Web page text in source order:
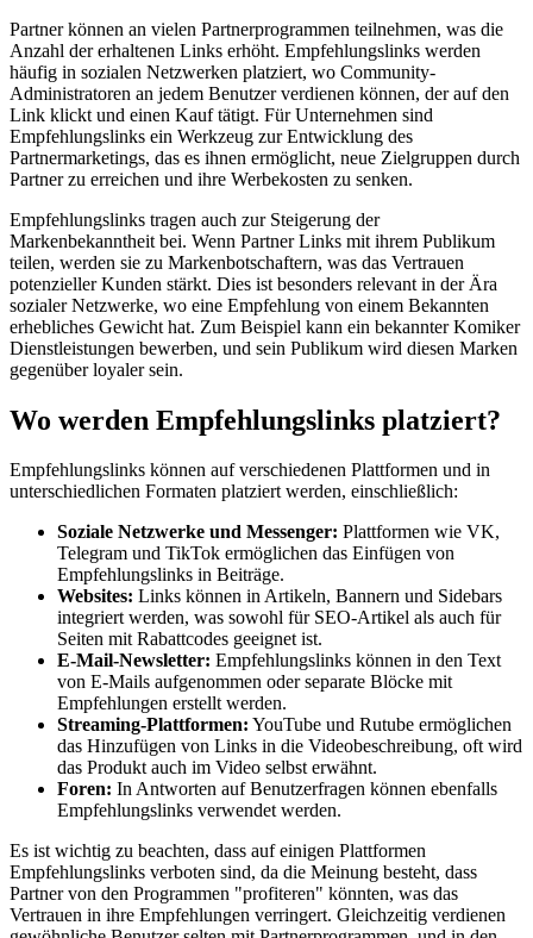
Partner können an vielen Partnerprogrammen teilnehmen, was die
Anzahl der erhaltenen Links erhöht. Empfehlungslinks werden
häufig in sozialen Netzwerken platziert, wo Community-
Administratoren an jedem Benutzer verdienen können, der auf den
Link klickt und einen Kauf tätigt. Für Unternehmen sind
Empfehlungslinks ein Werkzeug zur Entwicklung des
Partnermarketings, das es ihnen ermöglicht, neue Zielgruppen durch
Partner zu erreichen und ihre Werbekosten zu senken.
Empfehlungslinks tragen auch zur Steigerung der
Markenbekanntheit bei. Wenn Partner Links mit ihrem Publikum
teilen, werden sie zu Markenbotschaftern, was das Vertrauen
potenzieller Kunden stärkt. Dies ist besonders relevant in der Ära
sozialer Netzwerke, wo eine Empfehlung von einem Bekannten
erhebliches Gewicht hat. Zum Beispiel kann ein bekannter Komiker
Dienstleistungen bewerben, und sein Publikum wird diesen Marken
gegenüber loyaler sein.
Wo werden Empfehlungslinks platziert?
Empfehlungslinks können auf verschiedenen Plattformen und in
unterschiedlichen Formaten platziert werden, einschließlich:
Soziale Netzwerke und Messenger: Plattformen wie VK,
Telegram und TikTok ermöglichen das Einfügen von
Empfehlungslinks in Beiträge.
Websites: Links können in Artikeln, Bannern und Sidebars
integriert werden, was sowohl für SEO-Artikel als auch für
Seiten mit Rabattcodes geeignet ist.
E-Mail-Newsletter: Empfehlungslinks können in den Text
von E-Mails aufgenommen oder separate Blöcke mit
Empfehlungen erstellt werden.
Streaming-Plattformen: YouTube und Rutube ermöglichen
das Hinzufügen von Links in die Videobeschreibung, oft wird
das Produkt auch im Video selbst erwähnt.
Foren: In Antworten auf Benutzerfragen können ebenfalls
Empfehlungslinks verwendet werden.
Es ist wichtig zu beachten, dass auf einigen Plattformen
Empfehlungslinks verboten sind, da die Meinung besteht, dass
Partner von den Programmen "profiteren" könnten, was das
Vertrauen in ihre Empfehlungen verringert. Gleichzeitig verdienen